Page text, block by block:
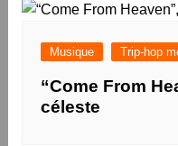
Musique Trip-hop
“Come From
céleste